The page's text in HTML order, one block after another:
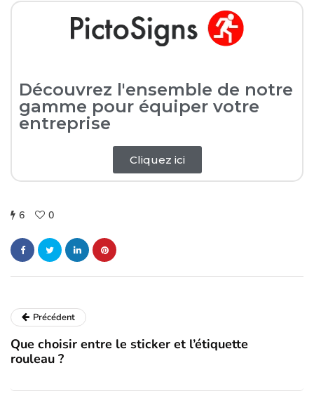
Découvrez l'ensemble de notre
gamme pour équiper votre
entreprise
Cliquez ici
6 0
Précédent
Que choisir entre le sticker et l’étiquette
rouleau ?